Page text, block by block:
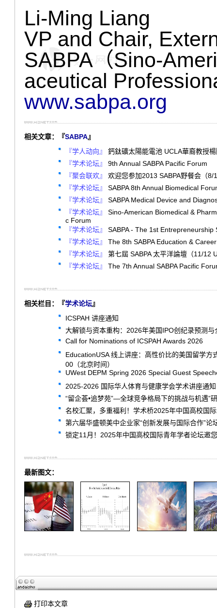
Li-Ming Liang
VP and Chair,
SABPA（Sino-
aceutical
www.sabpa.org
相关文章：『SABPA』
『学人动向』
鈣鈦礦太陽能電池 UCLA華裔教授
『学术论坛』
9th Annual SABPA Pacific Forum
『聚会联欢』
欢迎您参加2013 SABPA野餐会（8/
『学术论坛』
SABPA 8th Annual Biomedical
『学术论坛』
SABPA Medical Device and
『学术论坛』
Sino-American Biomedical &
c Forum
『学术论坛』
SABPA - The 1st
『学术论坛』
The 8th SABPA Education &
『学术论坛』
第七屆 SABPA 太平洋論壇（11/12
『学术论坛』
The 7th Annual SABPA Pacific
相关栏目：『学术论坛』
ICSPAH 讲座通知
大解锁与资本重构：2026年美国IPO创纪录预测
Call for Nominations of ICSPAH Awards 2026
EducationUSA 线上讲座：高性价比的美国留学
00（北京时间）
UWest DEPM Spring 2026 Special Guest
2025-2026 国际华人体育与健康学会学术讲座通知
“留企荟•追梦苑”—全球竞争格局下的挑战与机遇”
名校汇聚，多重福利！学术桥2025年中国高校国
第六届华盛顿美中企业家“创新发展与国际合作”论
锁定11月！2025年中国高校国际青年学者论坛邀
最新图文：
打印本文章